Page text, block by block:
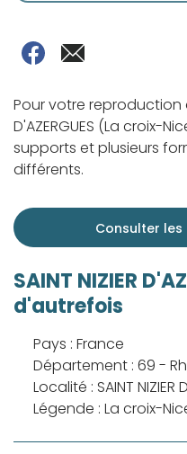
Pour votre reproduction
D'AZERGUES (La croix-
supports et plusieurs
différents.
Consulter
SAINT NIZIER
d'autrefois
Pays : France
Département : 69 -
Localité : SAINT NIZIER
Légende : La croix-